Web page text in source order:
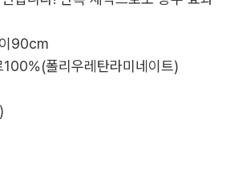
90cm
폴리우레탄라미네이트)